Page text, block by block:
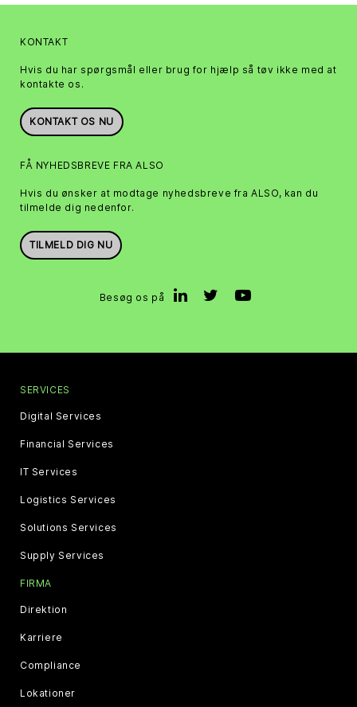
KONTAKT
Hvis du har spørgsmål eller brug for hjælp så tøv ikke med at
kontakte os.
KONTAKT OS NU
FÅ NYHEDSBREVE FRA ALSO
Hvis du ønsker at modtage nyhedsbreve fra ALSO, kan du
tilmelde dig nedenfor.
TILMELD DIG NU
Besøg os på
SERVICES
Digital Services
Financial Services
IT Services
Logistics Services
Solutions Services
Supply Services
FIRMA
Direktion
Karriere
Compliance
Lokationer